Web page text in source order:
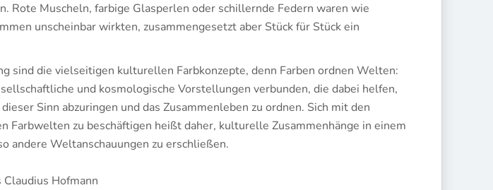
Rote Muscheln, farbige Glasperlen oder schillernde Federn waren wie
unscheinbar wirkten, zusammengesetzt aber Stück für Stück ein
sind die vielseitigen kulturellen Farbkonzepte, denn Farben ordnen Welten:
und kosmologische Vorstellungen verbunden, die dabei helfen,
Sinn abzuringen und das Zusammenleben zu ordnen. Sich mit den
Farbwelten zu beschäftigen heißt daher, kulturelle Zusammenhänge in einem
andere Weltanschauungen zu erschließen.
Claudius Hofmann